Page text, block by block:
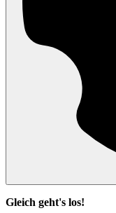
Gleich geht's los!